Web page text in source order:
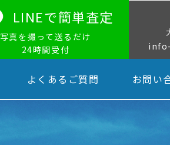
LINEで簡単査定
写真を撮って送るだけ
24時間受付
よくあるご質問 お問い